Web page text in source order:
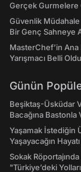
Gerçek Gurmelere
Güvenlik
Bir Genç Sahneye
MasterChef’in Ana
Yarışmacı Belli Oldu
Günün
Beşiktaş-Üsküdar
Bacağına Bastonla
Yaşamak İstediğin
Yaşayacağın
Sokak
"Türkiye’deki